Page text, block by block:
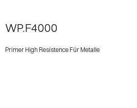
WP.F4000
Primer High Resistence Für Metalle